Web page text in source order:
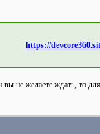
https://
вы не желаете ждать, то